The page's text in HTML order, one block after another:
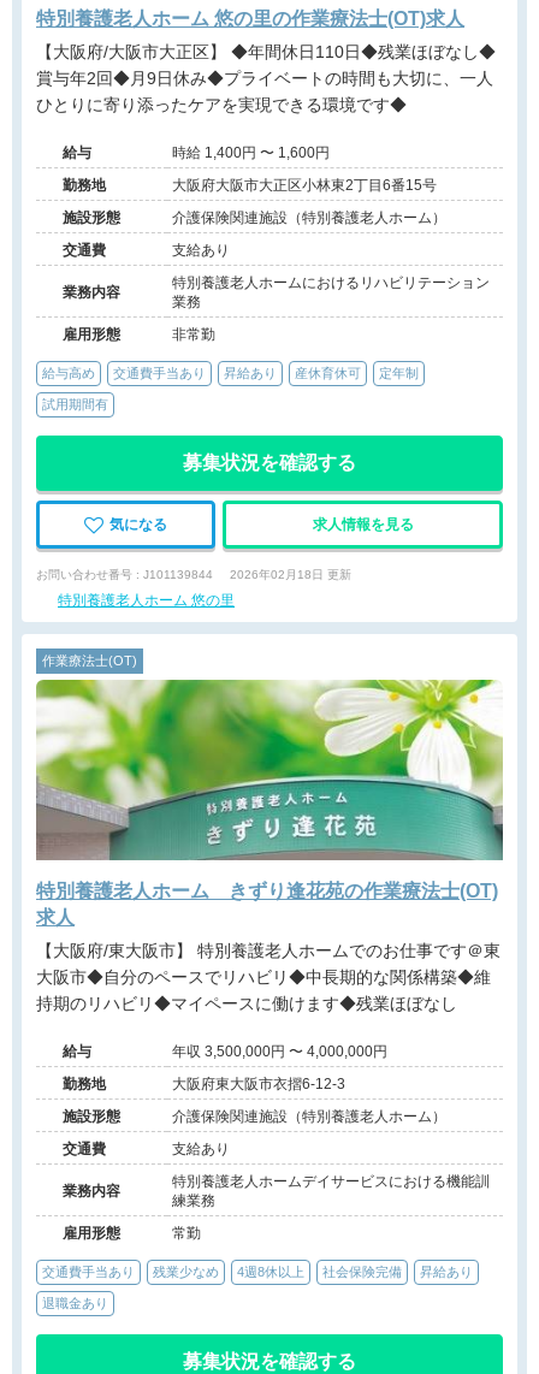
特別養護老人ホーム 悠の里の作業療法士(OT)求人
【大阪府/大阪市大正区】 ◆年間休日110日◆残業ほぼなし◆
賞与年2回◆月9日休み◆プライベートの時間も大切に、一人
ひとりに寄り添ったケアを実現できる環境です◆
給与
時給 1,400円 〜 1,600円
勤務地
大阪府大阪市大正区小林東2丁目6番15号
施設形態
介護保険関連施設（特別養護老人ホーム）
交通費
支給あり
業務内容
特別養護老人ホームにおけるリハビリテーション
業務
雇用形態
非常勤
給与高め 交通費手当あり 昇給あり 産休育休可 定年制
試用期間有
募集状況を確認する
気になる 求人情報を見る
お問い合わせ番号 : J101139844 2026年02月18日 更新
特別養護老人ホーム 悠の里
作業療法士(OT)
特別養護老人ホーム きずり逢花苑の作業療法士(OT)
求人
【大阪府/東大阪市】 特別養護老人ホームでのお仕事です＠東
大阪市◆自分のペースでリハビリ◆中長期的な関係構築◆維
持期のリハビリ◆マイペースに働けます◆残業ほぼなし
給与
年収 3,500,000円 〜 4,000,000円
勤務地
大阪府東大阪市衣摺6-12-3
施設形態
介護保険関連施設（特別養護老人ホーム）
交通費
支給あり
業務内容
特別養護老人ホームデイサービスにおける機能訓
練業務
雇用形態
常勤
交通費手当あり 残業少なめ 4週8休以上 社会保険完備 昇給あり
退職金あり
募集状況を確認する